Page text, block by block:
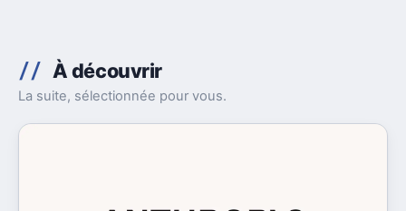
À découvrir
La suite, sélectionnée pour vous.